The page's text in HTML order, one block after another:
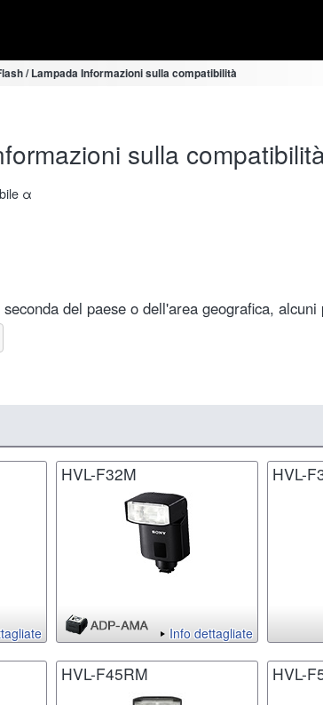
/ Lampada Informazioni sulla compatibilità
sulla
α
seconda del paese o dell'area geografica,
HVL-F32M
Info dettagliate
HVL-
HVL-F45RM HVL-